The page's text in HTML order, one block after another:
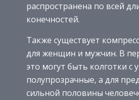
распространена по всей
конечностей.
Также существует
для женщин и мужчин. В
это могут быть колготки с
полупрозрачные, а для
сильной половины